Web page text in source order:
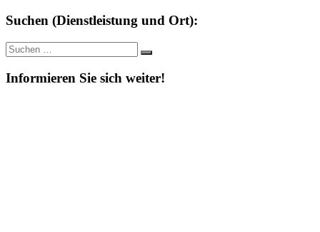
Suchen (Dienstleistung und Ort):
Suche
nach:
Suchen
Informieren Sie sich weiter!